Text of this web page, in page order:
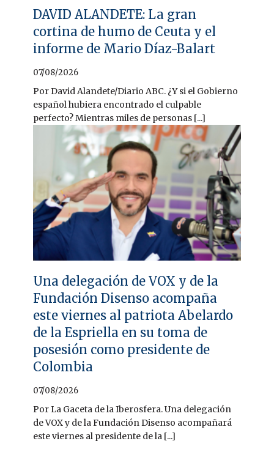
DAVID ALANDETE: La gran
cortina de humo de Ceuta y el
informe de Mario Díaz-Balart
07/08/2026
Por David Alandete/Diario ABC. ¿Y si el Gobierno
español hubiera encontrado el culpable
perfecto? Mientras miles de personas [...]
Una delegación de VOX y de la
Fundación Disenso acompaña
este viernes al patriota Abelardo
de la Espriella en su toma de
posesión como presidente de
Colombia
07/08/2026
Por La Gaceta de la Iberosfera. Una delegación
de VOX y de la Fundación Disenso acompañará
este viernes al presidente de la [...]